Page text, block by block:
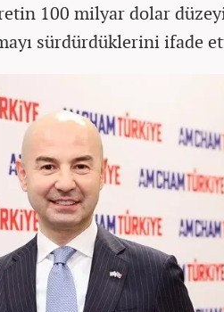
100 milyar dolar
sürdürdüklerini ifade